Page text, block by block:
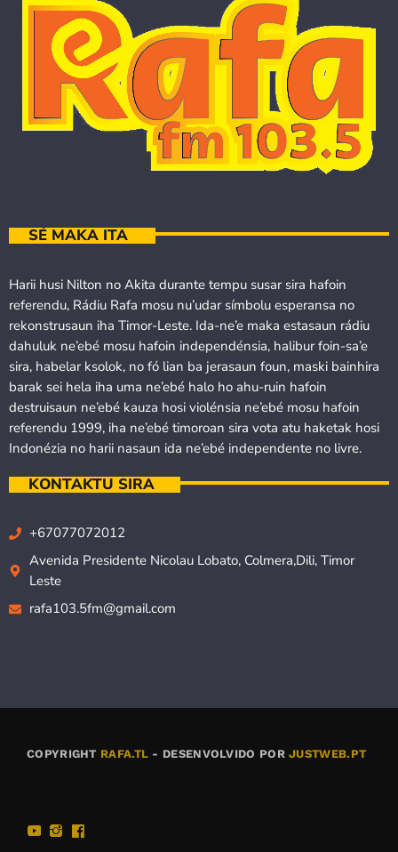
SÉ MAKA ITA
Harii husi Nilton no Akita durante tempu susar sira hafoin
referendu, Rádiu Rafa mosu nu’udar símbolu esperansa no
rekonstrusaun iha Timor-Leste. Ida-ne’e maka estasaun rádiu
dahuluk ne’ebé mosu hafoin independénsia, halibur foin-sa’e
sira, habelar ksolok, no fó lian ba jerasaun foun, maski bainhira
barak sei hela iha uma ne’ebé halo ho ahu-ruin hafoin
destruisaun ne’ebé kauza hosi violénsia ne’ebé mosu hafoin
referendu 1999, iha ne’ebé timoroan sira vota atu haketak hosi
Indonézia no harii nasaun ida ne’ebé independente no livre.
KONTAKTU SIRA
+67077072012
Avenida Presidente Nicolau Lobato, Colmera,Dili, Timor
Leste
rafa103.5fm@gmail.com
COPYRIGHT RAFA.TL - DESENVOLVIDO PORJUSTWEB.PT